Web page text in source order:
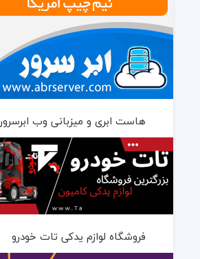
هاست ابری و میزبانی وب ابرسرور
فروشگاه لوازم یدکی تات خودرو